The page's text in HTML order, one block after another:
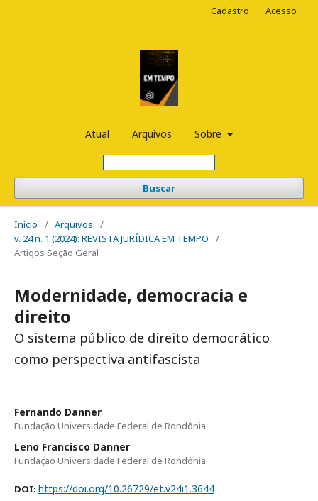
Atual Arquivos Sobre
Buscar
Cadastro Acesso
Início / Arquivos
/
v. 24 n. 1 (2024): REVISTA JURÍDICA EM TEMPO
/
Artigos Seção Geral
Modernidade, democracia e
direito
O sistema público de direito democrático
como perspectiva antifascista
Fernando Danner
Fundação Universidade Federal de Rondônia
Leno Francisco Danner
Fundação Universidade Federal de Rondônia
DOI: https://doi.org/10.26729/et.v24i1.3644